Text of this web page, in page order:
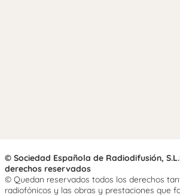
© Sociedad Española de Radiodifusión,
derechos reservados
© Quedan reservados todos los derechos
radiofónicos y las obras y prestaciones que